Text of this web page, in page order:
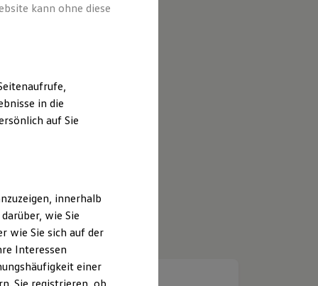
kann ohne diese
in die
auf Sie
innerhalb
wie Sie
wie Sie sich auf der
Interessen
einer
Sie registrieren, ob